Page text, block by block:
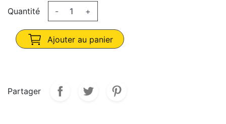
Quantité - +
Ajouter au panier
Partager